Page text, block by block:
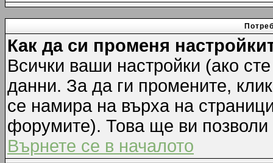
Как да си променя
Всички ваши настройки (ако
данни. За да ги промените,
се намира на върха на
форумите). Това ще ви позволи
Върнете се в началото